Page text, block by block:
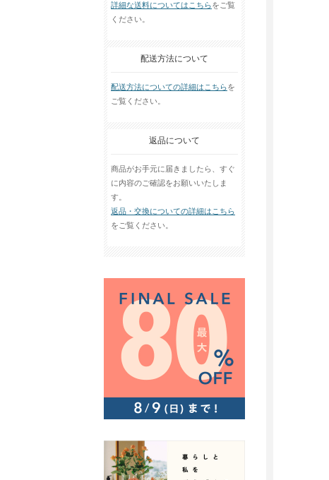
詳細な送料についてはこちらをご覧
ください。
配送方法について
配送方法についての詳細はこちらを
ご覧ください。
返品について
商品がお手元に届きましたら、すぐ
に内容のご確認をお願いいたしま
す。
返品・交換についての詳細はこちら
をご覧ください。